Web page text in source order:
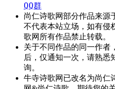
QQ群
尚仁诗歌网部分作品来源
不代表本站立场，如有侵
歌网所有作品禁止转载。
关于不同作品的同一作者
后，仅通知一次，请熟悉
询。
牛寺诗歌网已改名为尚仁